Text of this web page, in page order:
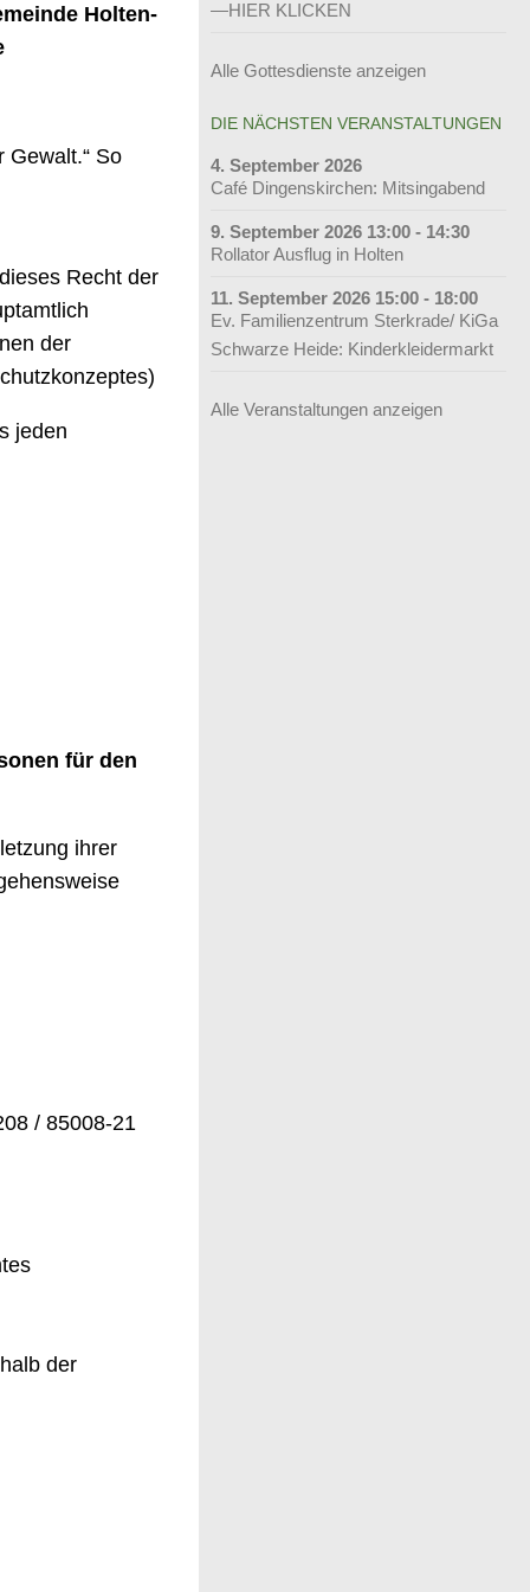
Holten-
Gewalt.“ So
Recht der
der
jeden
für den
ihrer
/ 85008-21
der
—HIER KLICKEN
Alle Gottesdienste anzeigen
DIE NÄCHSTEN VERANSTALTUNGEN
4. September 2026
Café Dingenskirchen: Mitsingabend
9. September 2026 13:00 - 14:30
Rollator Ausflug in Holten
11. September 2026 15:00 - 18:00
Ev. Familienzentrum Sterkrade/ KiGa
Schwarze Heide: Kinderkleidermarkt
Alle Veranstaltungen anzeigen